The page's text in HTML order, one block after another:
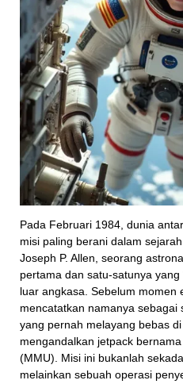
Pada Februari 1984, dunia
misi paling berani dalam
Joseph P. Allen, seorang
pertama dan satu-satunya yang
luar angkasa. Sebelum momen
mencatatkan namanya sebagai
yang pernah melayang bebas
mengandalkan jetpack
(MMU). Misi ini bukanlah
melainkan sebuah operasi